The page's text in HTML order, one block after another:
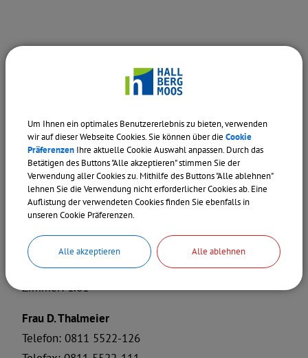
Ehrungen
Feldgeschworene
Feuerwehrwesen
Feuerwerk
Fundsachen
ANSPRECHPARTNER
Sachgebiet WiFö - Wirtschaftsförderung
Herr A. Mademann
Telefon: 08115522 128
Telefax: 08115522 111
Zimmer: 1.01
Frau D. Thalmeier
Telefon: 0811 5522-126
Um Ihnen ein optimales Benutzererlebnis zu bieten, verwenden
wir auf dieser Webseite Cookies. Sie können über die Cookie
Präferenzen Ihre aktuelle Cookie Auswahl anpassen. Durch das
Betätigen des Buttons "Alle akzeptieren" stimmen Sie der
Verwendung aller Cookies zu. Mithilfe des Buttons "Alle ablehnen"
lehnen Sie die Verwendung nicht erforderlicher Cookies ab. Eine
Auflistung der verwendeten Cookies finden Sie ebenfalls in
unseren Cookie Präferenzen.
Alle akzeptieren Alle ablehnen